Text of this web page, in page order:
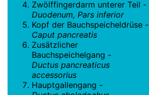
Zwölffingerdarm unterer Teil -
Duodenum, Pars inferior
Kopf der Bauchspeicheldrüse -
Caput pancreatis
Zusätzlicher
Bauchspeichelgang -
Ductus pancreaticus
accessorius
Hauptgallengang -